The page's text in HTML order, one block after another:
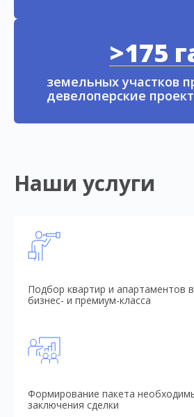
>175
земельных участков
девелоперские
Наши услуги
Подбор квартир и апартаментов
бизнес- и премиум-класса
Формирование пакета
заключения сделки